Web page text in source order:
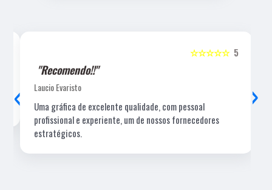
5
☆☆☆☆☆
"Recomendo!!"
Laucio Evaristo
Uma gráfica de excelente qualidade, com pessoal
profissional e experiente, um de nossos fornecedores
estratégicos.
‹ ›